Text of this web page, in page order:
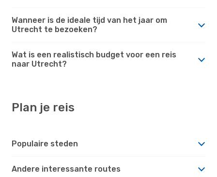
Wanneer is de ideale tijd van het jaar om
Utrecht te bezoeken?
Wat is een realistisch budget voor een reis
naar Utrecht?
Plan je reis
Populaire steden
Andere interessante routes